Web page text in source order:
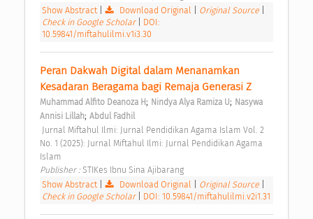
Show Abstract| Download Original Original Source
Check in Google Scholar
DOI:
10.59841/miftahulilmi.v1i3.30
Peran Dakwah Digital dalam Menanamkan
Kesadaran Beragama bagi Remaja Generasi Z
Muhammad Alfito Deanoza H; Nindya Alya Ramiza U; Nasywa
Annisi Lillah; Abdul Fadhil
No. 1 (2025): Jurnal Miftahul Ilmi: Jurnal Pendidikan Agama
Islam
Publisher : STIKes Ibnu Sina Ajibarang
Show Abstract| Download Original Original Source
Check in Google Scholar
DOI: 10.59841/miftahulilmi.v2i1.31